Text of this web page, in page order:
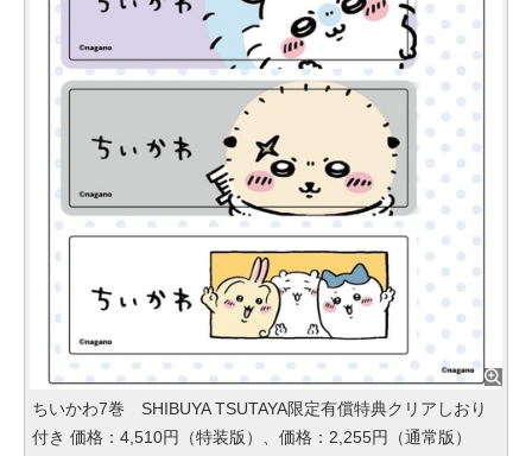
ちいかわ7巻 SHIBUYA TSUTAYA限定有償特典クリアしおり
付き 価格：4,510円（特装版）、価格：2,255円（通常版）